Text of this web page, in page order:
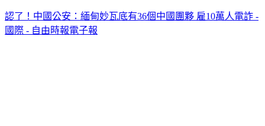
認了！中國公安：緬甸妙瓦底有36個中國團夥 雇10萬人電詐 -
國際 - 自由時報電子報